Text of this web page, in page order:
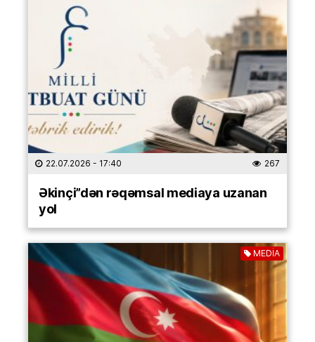
22.07.2026 - 17:40 267
Əkinçi”dən rəqəmsal mediaya uzanan
yol
MEDİA